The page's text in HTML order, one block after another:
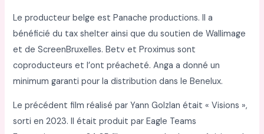
Le producteur belge est Panache productions. Il a
bénéficié du tax shelter ainsi que du soutien de Wallimage
et de ScreenBruxelles. Betv et Proximus sont
coproducteurs et l’ont préacheté. Anga a donné un
minimum garanti pour la distribution dans le Benelux.
Le précédent film réalisé par Yann Golzlan était « Visions »,
sorti en 2023. Il était produit par Eagle Teams